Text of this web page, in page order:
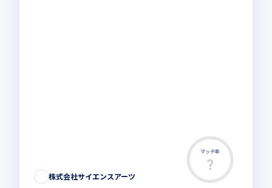
マッチ率
株式会社サイエンスアーツ